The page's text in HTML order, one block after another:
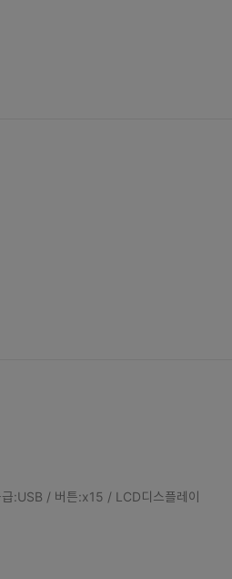
:USB / 버튼:x15 / LCD디스플레이